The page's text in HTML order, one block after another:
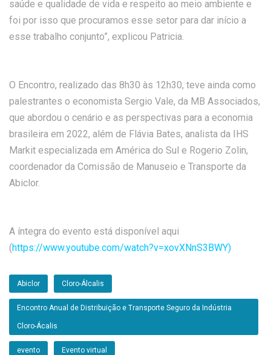
saúde e qualidade de vida e respeito ao meio ambiente e
foi por isso que procuramos esse setor para dar início a
esse trabalho conjunto”, explicou Patricia.
O Encontro, realizado das 8h30 às 12h30, teve ainda como
palestrantes o economista Sergio Vale, da MB Associados,
que abordou o cenário e as perspectivas para a economia
brasileira em 2022, além de Flávia Bates, analista da IHS
Markit especializada em América do Sul e Rogerio Zolin,
coordenador da Comissão de Manuseio e Transporte da
Abiclor.
A íntegra do evento está disponível aqui
(https://www.youtube.com/watch?v=xovXNnS3BWY)
Abiclor Cloro-Álcalis
Encontro Anual de Distribuição e Transporte Seguro da Indústria
Cloro-Ácalis
evento Evento virtual